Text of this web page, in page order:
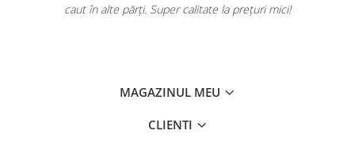
caut în alte părți. Super calitate la prețuri mici!
MAGAZINUL MEU
CLIENTI